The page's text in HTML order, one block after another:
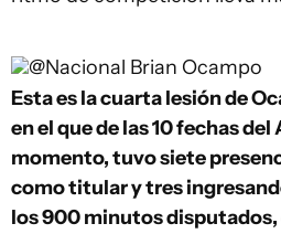
@Nacional Brian Ocampo
Esta es la cuarta lesión de
en el que de las 10 fechas
momento, tuvo siete
como titular y tres
los 900 minutos